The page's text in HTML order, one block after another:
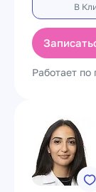
В
Работает по